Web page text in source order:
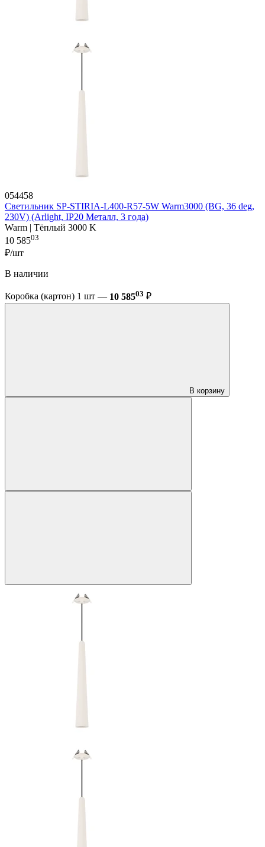
054458
Светильник SP-STIRIA-L400-R57-5W Warm3000 (BG, 36 deg,
230V) (Arlight, IP20 Металл, 3 года)
Warm | Тёплый 3000 K
10 58503
₽/шт
В наличии
Коробка (картон) 1 шт — 10 58503 ₽
В корзину